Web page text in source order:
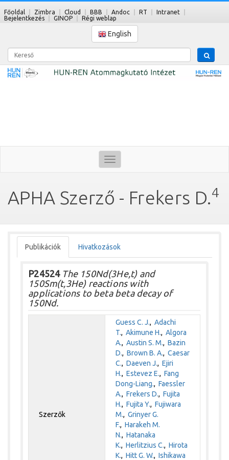
Főoldal Zimbra Cloud BBB Andoc RT
Intranet
Bejelentkezés
GINOP Régi weblap
English
Kereső
Toggle
navigation
APHA Szerző - Frekers D.4
Publikációk Hivatkozások
P24524The 150Nd(3He,t) and
150Sm(t,3He) reactions with
applications to beta beta decay of
150Nd.
Szerzők
Guess C. J.,Adachi
T.,Akimune H.,Algora
A.,Austin S. M.,Bazin
D.,Brown B. A.,Caesar
C.,Daeven J.,Ejiri
H.,Estevez E.,Fang
Dong-Liang.,Faessler
A.,Frekers D.,Fujita
H.,Fujita Y.,Fujiwara
M.,Grinyer G.
F.,Harakeh M.
N.,Hatanaka
K.,Herlitzius C.,Hirota
K.,Hitt G. W.,Ishikawa